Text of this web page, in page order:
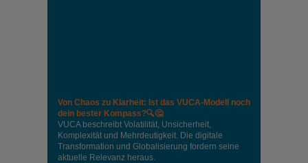
Von Chaos zu Klarheit: Ist das VUCA-Modell noch
dein bester Kompass?🔍🤔
VUCA beschreibt Volatilität, Unsicherheit,
Komplexität und Mehrdeutigkeit. Die digitale
Transformation und Globalisierung fordern seine
aktuelle Relevanz heraus.